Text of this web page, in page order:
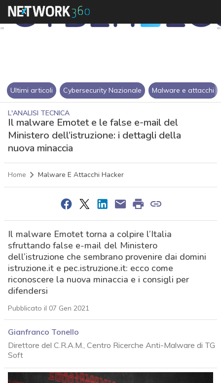
Ultimi articoli Cybersecurity Nazionale Malware e attacchi
L'ANALISI TECNICA
Il malware Emotet e le false e-mail del
Ministero dell’istruzione: i dettagli della
nuova minaccia
Home Malware E Attacchi Hacker
Il malware Emotet torna a colpire l’Italia
sfruttando false e-mail del Ministero
dell’istruzione che sembrano provenire dai domini
istruzione.it e pec.istruzione.it: ecco come
riconoscere la nuova minaccia e i consigli per
difendersi
Pubblicato il 07 Gen 2021
Gianfranco Tonello
Direttore del C.R.A.M., Centro Ricerche Anti-Malware di TG
Soft